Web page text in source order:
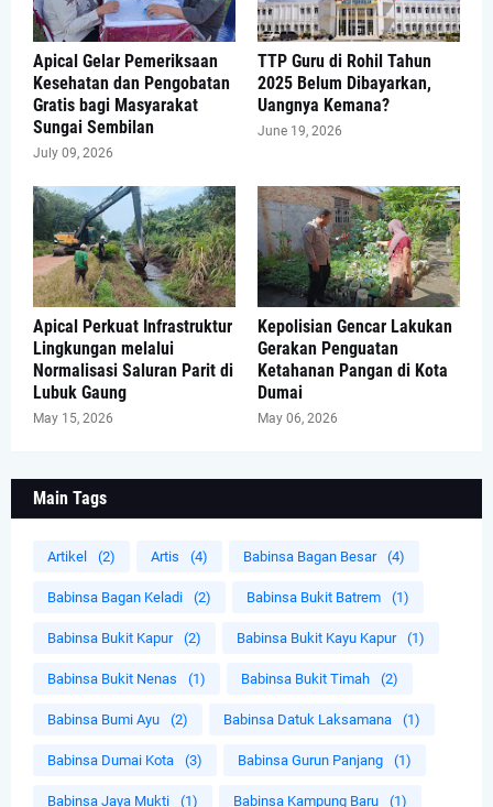
Apical Gelar Pemeriksaan
Kesehatan dan Pengobatan
Gratis bagi Masyarakat
Sungai Sembilan
July 09, 2026
TTP Guru di Rohil Tahun
2025 Belum Dibayarkan,
Uangnya Kemana?
June 19, 2026
Apical Perkuat Infrastruktur
Lingkungan melalui
Normalisasi Saluran Parit di
Lubuk Gaung
May 15, 2026
Kepolisian Gencar Lakukan
Gerakan Penguatan
Ketahanan Pangan di Kota
Dumai
May 06, 2026
Main Tags
Artikel (2) Artis (4) Babinsa Bagan Besar (4)
Babinsa Bagan Keladi (2) Babinsa Bukit Batrem (1)
Babinsa Bukit Kapur (2) Babinsa Bukit Kayu Kapur (1)
Babinsa Bukit Nenas (1) Babinsa Bukit Timah (2)
Babinsa Bumi Ayu (2) Babinsa Datuk Laksamana (1)
Babinsa Dumai Kota (3) Babinsa Gurun Panjang (1)
Babinsa Jaya Mukti (1) Babinsa Kampung Baru (1)